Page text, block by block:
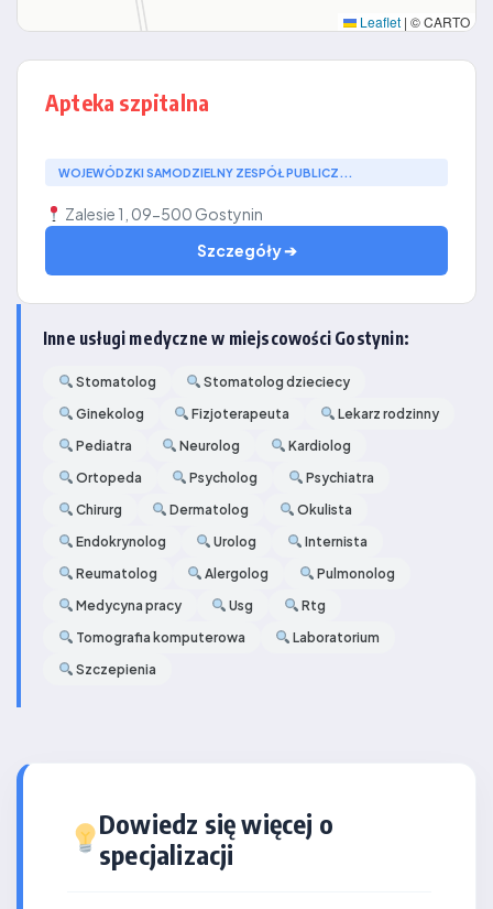
Leaflet | © CARTO
Apteka szpitalna
WOJEWÓDZKI SAMODZIELNY ZESPÓŁ PUBLICZ...
Zalesie 1, 09-500 Gostynin
Szczegóły ➔
Inne usługi medyczne w miejscowości Gostynin:
Stomatolog
Stomatolog dzieciecy
Ginekolog
Fizjoterapeuta
Lekarz rodzinny
Pediatra
Neurolog
Kardiolog
Ortopeda
Psycholog
Psychiatra
Chirurg
Dermatolog
Okulista
Endokrynolog
Urolog
Internista
Reumatolog
Alergolog
Pulmonolog
Medycyna pracy
Usg
Rtg
Tomografia komputerowa
Laboratorium
Szczepienia
Dowiedz się więcej o
specjalizacji